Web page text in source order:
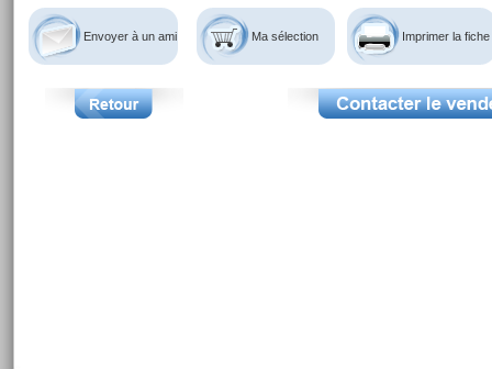
Envoyer à un ami Ma sélection Imprimer la fiche